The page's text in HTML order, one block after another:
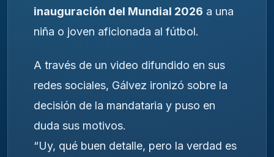
inauguración del Mundial 2026 a una
niña o joven aficionada al fútbol.
A través de un video difundido en sus
redes sociales, Gálvez ironizó sobre la
decisión de la mandataria y puso en
duda sus motivos.
“Uy, qué buen detalle, pero la verdad es